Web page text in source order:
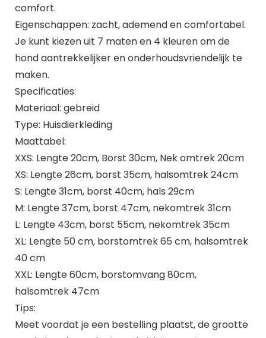
comfort.
Eigenschappen: zacht, ademend en comfortabel.
Je kunt kiezen uit 7 maten en 4 kleuren om de
hond aantrekkelijker en onderhoudsvriendelijk te
maken.
Specificaties:
Materiaal: gebreid
Type: Huisdierkleding
Maattabel:
XXS: Lengte 20cm, Borst 30cm, Nek omtrek 20cm
XS: Lengte 26cm, borst 35cm, halsomtrek 24cm
S: Lengte 31cm, borst 40cm, hals 29cm
M: Lengte 37cm, borst 47cm, nekomtrek 31cm
L: Lengte 43cm, borst 55cm, nekomtrek 35cm
XL: Lengte 50 cm, borstomtrek 65 cm, halsomtrek
40 cm
XXL: Lengte 60cm, borstomvang 80cm,
halsomtrek 47cm
Tips:
Meet voordat je een bestelling plaatst, de grootte